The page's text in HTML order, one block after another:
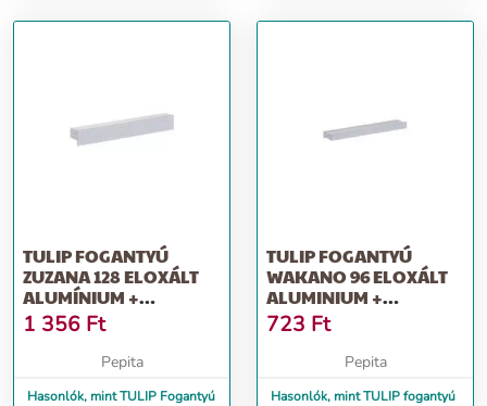
TULIP FOGANTYÚ
ZUZANA 128 ELOXÁLT
ALUMÍNIUM +
CSAVAROK
1 356 Ft
Pepita
Hasonlók, mint TULIP Fogantyú
TULIP FOGANTYÚ
WAKANO 96 ELOXÁLT
ALUMINIUM +
CSAVAROK
723 Ft
Pepita
Hasonlók, mint TULIP fogantyú